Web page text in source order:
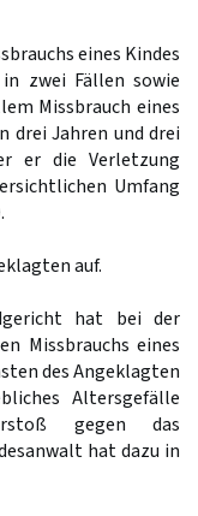
eines Kindes
zwei Fällen sowie
Missbrauch eines
drei Jahren und drei
er die Verletzung
Umfang
auf.
hat bei der
Missbrauchs eines
des Angeklagten
Altersgefälle
gegen das
hat dazu in